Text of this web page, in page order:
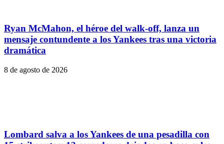
Ryan McMahon, el héroe del walk-off, lanza un
mensaje contundente a los Yankees tras una victoria
dramática
8 de agosto de 2026
Lombard salva a los Yankees de una pesadilla con